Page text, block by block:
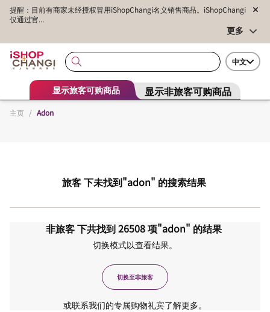
提醒：目前有商家未经授权冒用iShopChangi名义销售商品。iShopChangi
仅通过官...
更多
中文
显示旅客可购商品 显示非旅客可购商品
主页 / Adon
旅客下未找到"adon" 的搜索结果
非旅客下共找到26508项"adon" 的结果
切换模式以查看结果。
切换至非旅客
或联系我们的专属购物礼宾了解更多。